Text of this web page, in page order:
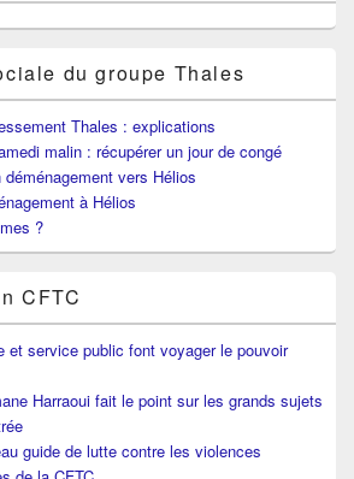
du groupe Thales
Thales : explications
malin : récupérer un jour de congé
vers Hélios
à Hélios
?
CFTC
et service public font voyager le pouvoir
Harraoui fait le point sur les grands sujets
guide de lutte contre les violences